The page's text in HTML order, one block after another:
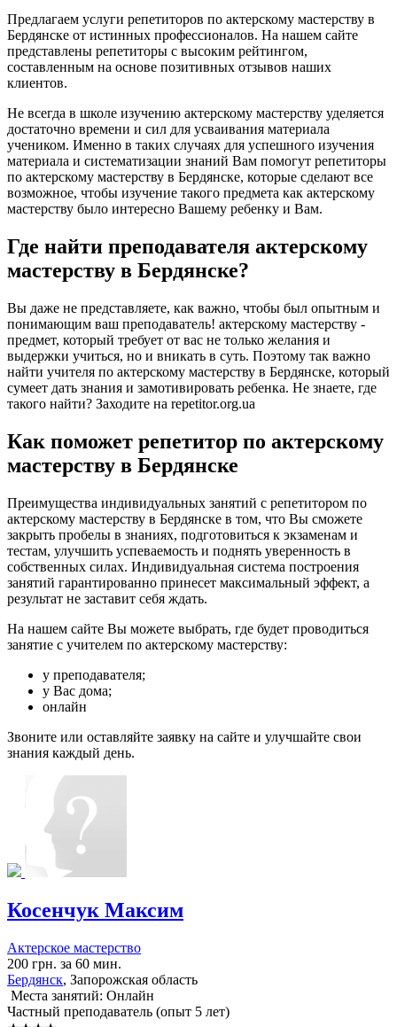
Предлагаем услуги репетиторов по актерскому мастерству в
Бердянске от истинных профессионалов. На нашем сайте
представлены репетиторы с высоким рейтингом,
составленным на основе позитивных отзывов наших
клиентов.
Не всегда в школе изучению актерскому мастерству уделяется
достаточно времени и сил для усваивания материала
учеником. Именно в таких случаях для успешного изучения
материала и систематизации знаний Вам помогут репетиторы
по актерскому мастерству в Бердянске, которые сделают все
возможное, чтобы изучение такого предмета как актерскому
мастерству было интересно Вашему ребенку и Вам.
Где найти преподавателя актерскому
мастерству в Бердянске?
Вы даже не представляете, как важно, чтобы был опытным и
понимающим ваш преподаватель! актерскому мастерству -
предмет, который требует от вас не только желания и
выдержки учиться, но и вникать в суть. Поэтому так важно
найти учителя по актерскому мастерству в Бердянске, который
сумеет дать знания и замотивировать ребенка. Не знаете, где
такого найти? Заходите на repetitor.org.ua
Как поможет репетитор по актерскому
мастерству в Бердянске
Преимущества индивидуальных занятий с репетитором по
актерскому мастерству в Бердянске в том, что Вы сможете
закрыть пробелы в знаниях, подготовиться к экзаменам и
тестам, улучшить успеваемость и поднять уверенность в
собственных силах. Индивидуальная система построения
занятий гарантированно принесет максимальный эффект, а
результат не заставит себя ждать.
На нашем сайте Вы можете выбрать, где будет проводиться
занятие с учителем по актерскому мастерству:
у преподавателя;
у Вас дома;
онлайн
Звоните или оставляйте заявку на сайте и улучшайте свои
знания каждый день.
Косенчук Максим
Актерское мастерство
200 грн. за 60 мин.
Бердянск, Запорожская область
Места занятий: Онлайн
Частный преподаватель (опыт 5 лет)